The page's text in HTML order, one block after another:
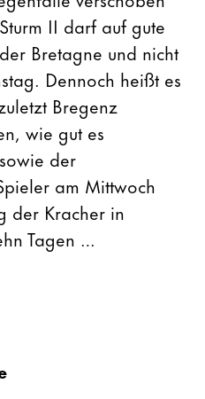
II darf auf gute
Bretagne und nicht
Dennoch heißt es
Bregenz
wie gut es
der
am Mittwoch
der Kracher in
Tagen …